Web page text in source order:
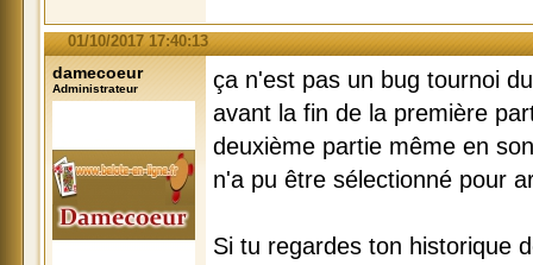
01/10/2017 17:40:13
damecoeur
Administrateur
ça n'est pas un bug tournoi
avant la fin de la première
deuxième partie même en
n'a pu être sélectionné pour
Si tu regardes ton historique